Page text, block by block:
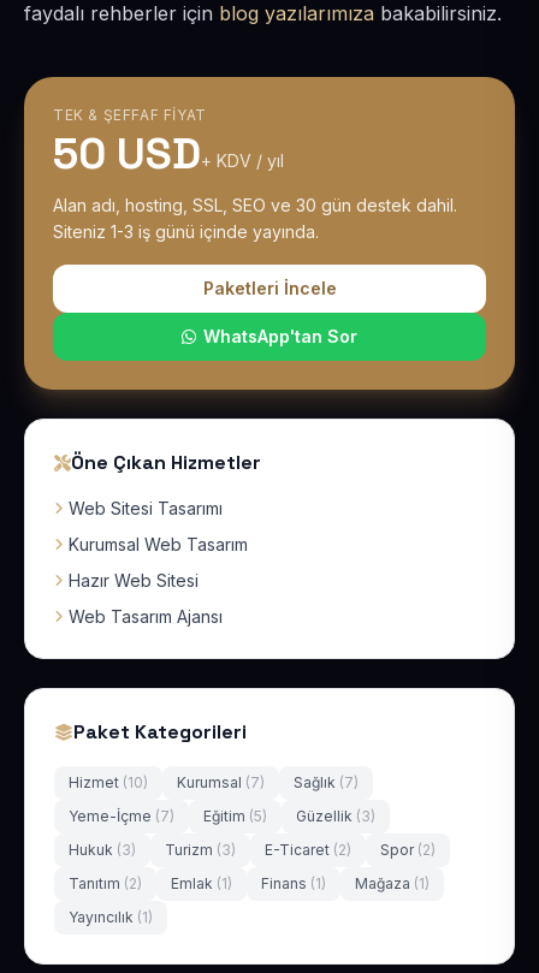
faydalı rehberler için blog yazılarımıza bakabilirsiniz.
TEK & ŞEFFAF FIYAT
50 USD+ KDV / yıl
Alan adı, hosting, SSL, SEO ve 30 gün destek dahil.
Siteniz 1-3 iş günü içinde yayında.
Paketleri İncele
WhatsApp'tan Sor
Öne Çıkan Hizmetler
Web Sitesi Tasarımı
Kurumsal Web Tasarım
Hazır Web Sitesi
Web Tasarım Ajansı
Paket Kategorileri
Hizmet (10) Kurumsal (7) Sağlık (7)
Yeme-İçme (7) Eğitim (5) Güzellik (3)
Hukuk (3) Turizm (3) E-Ticaret (2) Spor (2)
Tanıtım (2) Emlak (1) Finans (1) Mağaza (1)
Yayıncılık (1)